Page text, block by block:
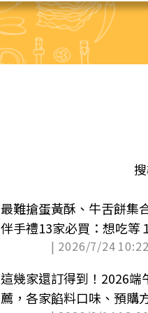
最難搶蛋黃酥、牛舌餅集
伴手禮13家必買：想吃等
| 2026/7/24
這幾家還訂得到！2026端
薦，各家餡料口味、預購